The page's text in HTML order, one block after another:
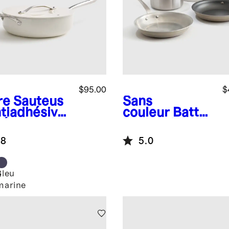
Sauteus
couvercle
$95.00
Sans
couleur Batter
de 6 pièces en
acier
5.0